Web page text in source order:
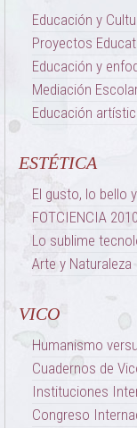
Educación y
Proyectos
Educación y
Mediación
Educación
ESTÉTICA
El gusto, lo bello
FOTCIENCIA 2010
Lo sublime
Arte y Naturaleza
VICO
Humanismo
Cuadernos de
Instituciones
Congreso